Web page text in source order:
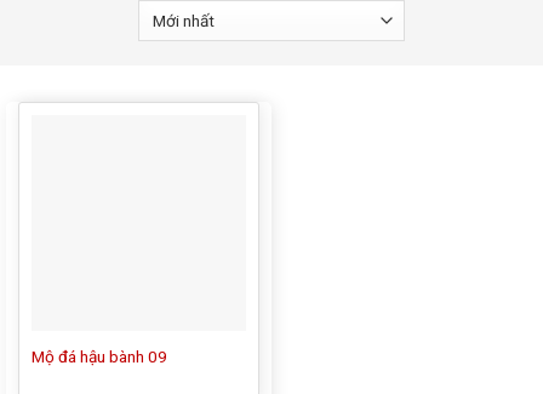
Mộ đá hậu bành 09